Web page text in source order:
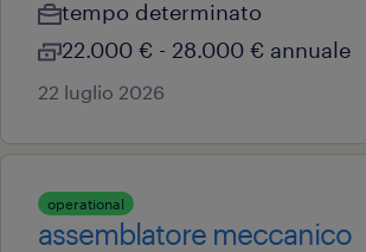
tempo determinato
22.000 € - 28.000 € annuale
22 luglio 2026
operational
assemblatore meccanico